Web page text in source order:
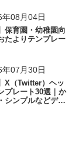
年08月04日
保育園・幼稚園向
たよりテンプレー
年07月30日
X（Twitter）ヘッ
プレート30選｜か
シンプルなどデザ